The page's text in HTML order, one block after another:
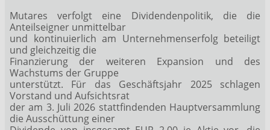
Mutares verfolgt eine Dividendenpolitik, die die
Anteilseigner unmittelbar
und kontinuierlich am Unternehmenserfolg beteiligt
und gleichzeitig die
Finanzierung der weiteren Expansion und des
Wachstums der Gruppe
unterstützt. Für das Geschäftsjahr 2025 schlagen
Vorstand und Aufsichtsrat
der am 3. Juli 2026 stattfindenden Hauptversammlung
die Ausschüttung einer